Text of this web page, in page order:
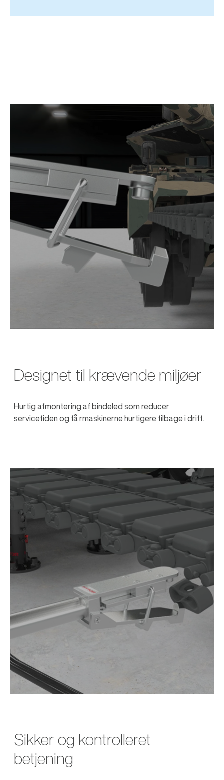
Designet til krævende miljøer
Hurtig afmontering af bindeled som reducer
servicetiden og få rmaskinerne hurtigere tilbage i drift.
Sikker og kontrolleret
betjening